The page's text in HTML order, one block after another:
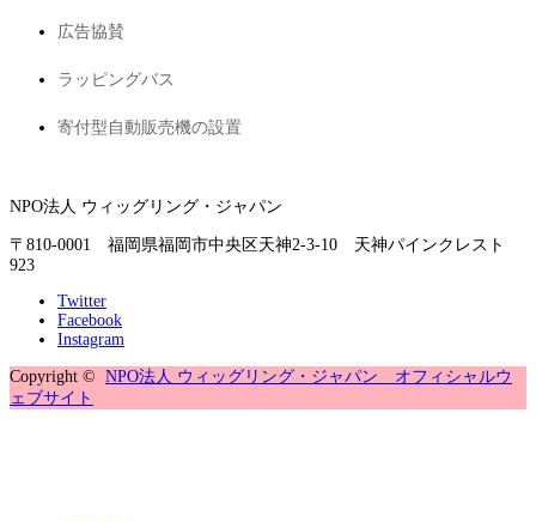
広告協賛
ラッピングバス
寄付型自動販売機の設置
NPO法人 ウィッグリング・ジャパン
〒810-0001 福岡県福岡市中央区天神2-3-10 天神パインクレスト
923
Twitter
Facebook
Instagram
Copyright © NPO法人 ウィッグリング・ジャパン オフィシャルウ
ェブサイト